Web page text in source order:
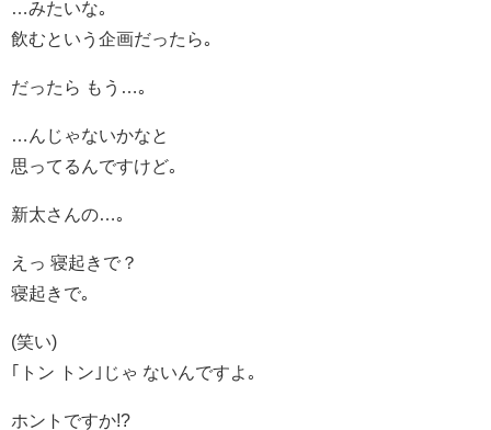
…みたいな｡
飲むという企画だったら｡
だったら もう…｡
…んじゃないかなと
思ってるんですけど｡
新太さんの…｡
えっ 寝起きで？
寝起きで｡
(笑い)
｢トン トン｣じゃ ないんですよ｡
ホントですか!?